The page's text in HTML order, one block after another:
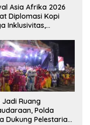
Asia Afrika 2026
Diplomasi Kopi
Inklusivitas,
Jadi Ruang
Polda
Dukung Pelestarian